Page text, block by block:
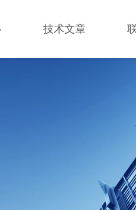
技术文章